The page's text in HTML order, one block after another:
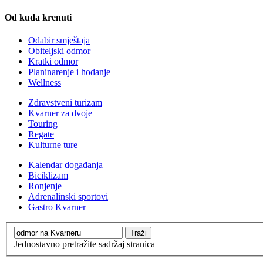
Od kuda krenuti
Odabir smještaja
Obiteljski odmor
Kratki odmor
Planinarenje i hodanje
Wellness
Zdravstveni turizam
Kvarner za dvoje
Touring
Regate
Kulturne ture
Kalendar događanja
Biciklizam
Ronjenje
Adrenalinski sportovi
Gastro Kvarner
Jednostavno pretražite sadržaj stranica